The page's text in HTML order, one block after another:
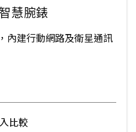
慧腕錶
內建行動網路及衛星通訊